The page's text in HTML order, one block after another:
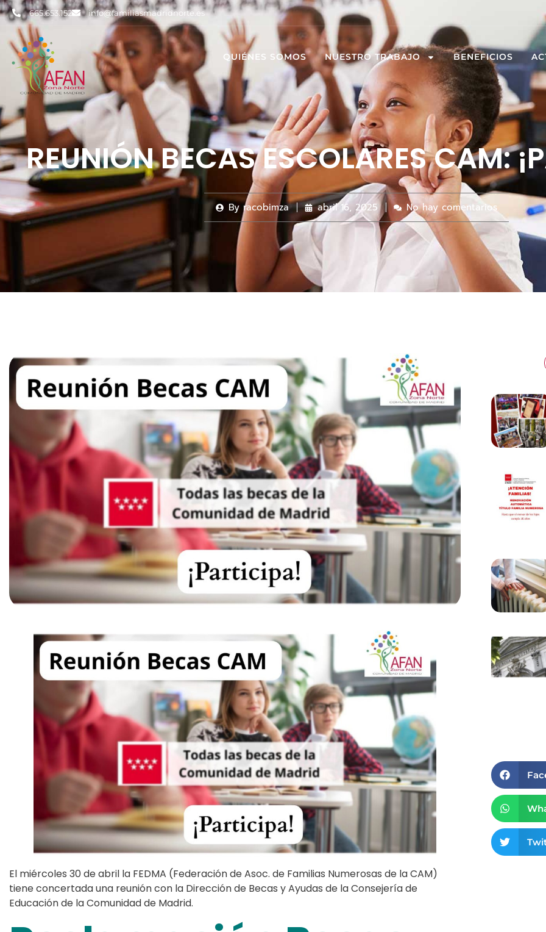
665.653.152 info@familiasmadridnorte.es
QUIÉNES SOMOS NUESTRO TRABAJO BENEFICIOS
REUNIÓN BECAS ESCOLARES CAM:
Byracobimza abril 16, 2025 No hay comentarios
El miércoles 30 de abril la FEDMA (Federación de Asoc. de Familias Numerosas de la CAM)
tiene concertada una reunión con la Dirección de Becas y Ayudas de la Consejería de
Educación de la Comunidad de Madrid.